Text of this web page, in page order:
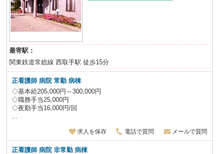
最寄駅：
関東鉄道常総線 西取手駅 徒歩15分
正看護師 病院 常勤 病棟
◇基本給205,000円～300,000円
◇職務手当25,000円
◇夜勤手当16,000円/回
求人を保存 電話で質問 メールで質問
正看護師 病院 非常勤 病棟